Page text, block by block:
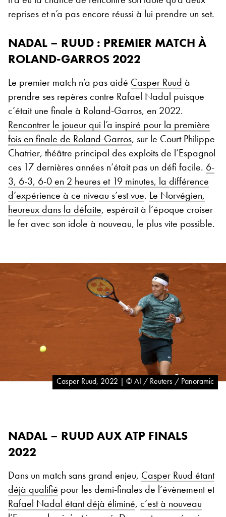
reprises et n’a pas encore réussi à lui prendre un set.
NADAL – RUUD : PREMIER MATCH À
ROLAND-GARROS 2022
Le premier match n’a pas aidé Casper Ruud à
prendre ses repères contre Rafael Nadal puisque
c’était une finale à Roland-Garros, en 2022.
Rencontrer le joueur qui l’a inspiré pour la première
fois en finale de Roland-Garros, sur le Court Philippe
Chatrier, théâtre principal des exploits de l’Espagnol
ces 17 dernières années n’était pas un défi facile. 6-
3, 6-3, 6-0 en 2 heures et 19 minutes, la différence
d’expérience à ce niveau s’est vue. Le Norvégien,
heureux dans la défaite, espérait à l’époque croiser
le fer avec son idole à nouveau, le plus vite possible.
Casper Ruud, 2022 | © AI / Reuters / Panoramic
NADAL – RUUD AUX ATP FINALS
2022
Dans un match sans grand enjeu, Casper Ruud étant
déjà qualifié pour les demi-finales de l’évènement et
Rafael Nadal étant déjà éliminé, c’est à nouveau